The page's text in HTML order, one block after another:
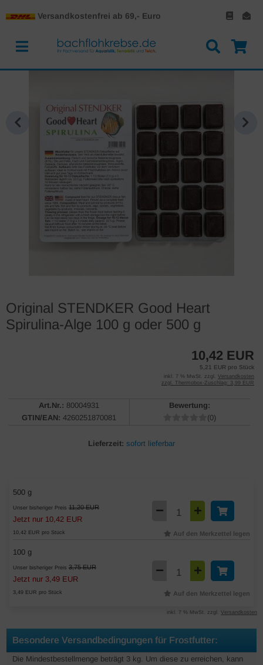
Versandkostenfrei ab 69,- Euro
Original STENDKER Good Heart
Spirulina-Alge 100 g oder 500 g
10,42 EUR
5,21 EUR pro Stück
inkl. 7 % MwSt. zzgl. Versandkosten
zzgl. Thermobox-Zuschlag: 3,99 EUR
Art.Nr.: 80004931
GTIN/EAN: 4260251870081
Bewertung:
(0)
Lieferzeit: sofort lieferbar
500 g
Unser bisheriger Preis 11,20 EUR
Jetzt nur 10,42 EUR
10,42 EUR pro Stück Auf den Merkzettel legen
100 g
Unser bisheriger Preis 3,75 EUR
Jetzt nur 3,49 EUR
3,49 EUR pro Stück Auf den Merkzettel legen
inkl. 7 % MwSt. zzgl. Versandkosten
Besondere Versandbedingungen für Frostfutter:
Die Mindestbestellmenge beträgt 3 kg. Um diese zu erreichen, kann